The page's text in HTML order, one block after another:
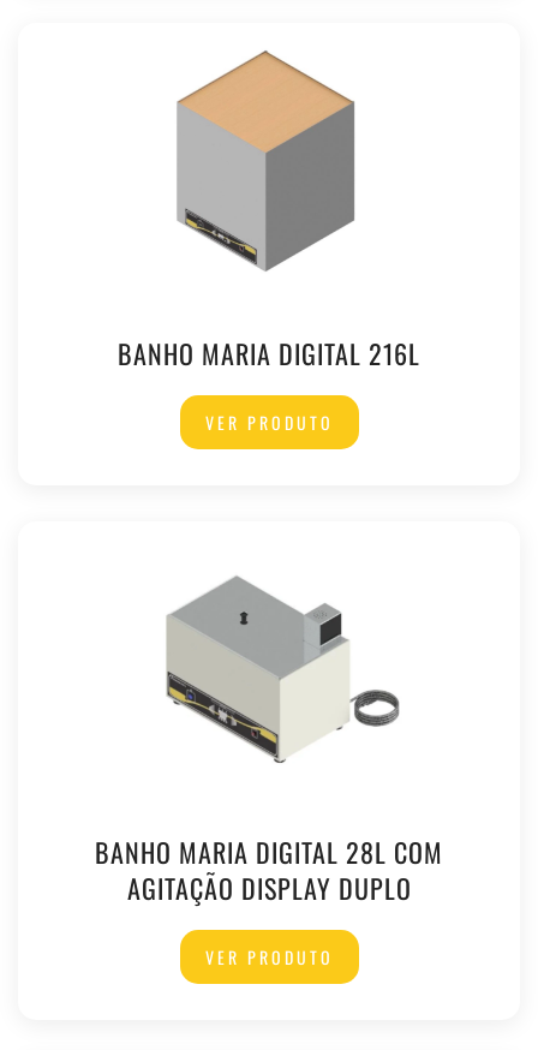
BANHO MARIA DIGITAL 216L
VER PRODUTO
BANHO MARIA DIGITAL 28L COM
AGITAÇÃO DISPLAY DUPLO
VER PRODUTO